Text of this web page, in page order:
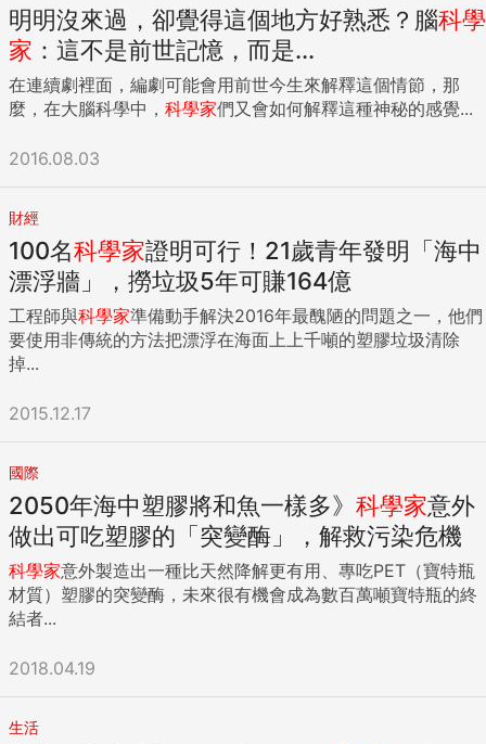
明明沒來過，卻覺得這個地方好熟悉？腦科學
家 ：這不是前世記憶，而是...
在連續劇裡面，編劇可能會用前世今生來解釋這個情節，那
麼，在大腦科學中， 科學家們又會如何解釋這種神秘的感覺...
2016.08.03
財經
100名科學家證明可行！21歲青年發明「海中
漂浮牆」，撈垃圾5年可賺164億
工程師與科學家準備動手解決2016年最醜陋的問題之一，他們
要使用非傳統的方法把漂浮在海面上上千噸的塑膠垃圾清除
掉...
2015.12.17
國際
2050年海中塑膠將和魚一樣多》 科學家意外
做出可吃塑膠的「突變酶」，解救污染危機
科學家意外製造出一種比天然降解更有用、專吃PET（寶特瓶
材質）塑膠的突變酶，未來很有機會成為數百萬噸寶特瓶的終
結者...
2018.04.19
生活